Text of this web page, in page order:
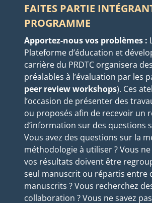
FAITES PARTIE
PROGRAMME
Apportez-nous vos problèmes :
Plateforme d’éducation et
carrière du PRDTC organisera
préalables à l’évaluation par les
peer review workshops). Ces
l’occasion de présenter des
ou proposés afin de recevoir un
d’information sur des questions
Vous avez des questions sur la
méthodologie à utiliser ? Vous ne
vos résultats doivent être
seul manuscrit ou répartis entre
manuscrits ? Vous recherchez
collaboration ? Vous ne savez